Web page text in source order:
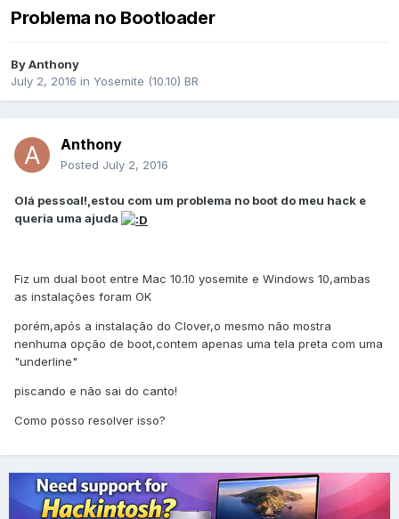
Problema no Bootloader
ByAnthony
July 2, 2016 in Yosemite (10.10) BR
Anthony
Posted July 2, 2016
Olá pessoal!,estou com um problema no boot do meu hack e
queria uma ajuda
Fiz um dual boot entre Mac 10.10 yosemite e Windows 10,ambas
as instalações foram OK
porém,após a instalação do Clover,o mesmo não mostra
nenhuma opção de boot,contem apenas uma tela preta com uma
"underline"
piscando e não sai do canto!
Como posso resolver isso?